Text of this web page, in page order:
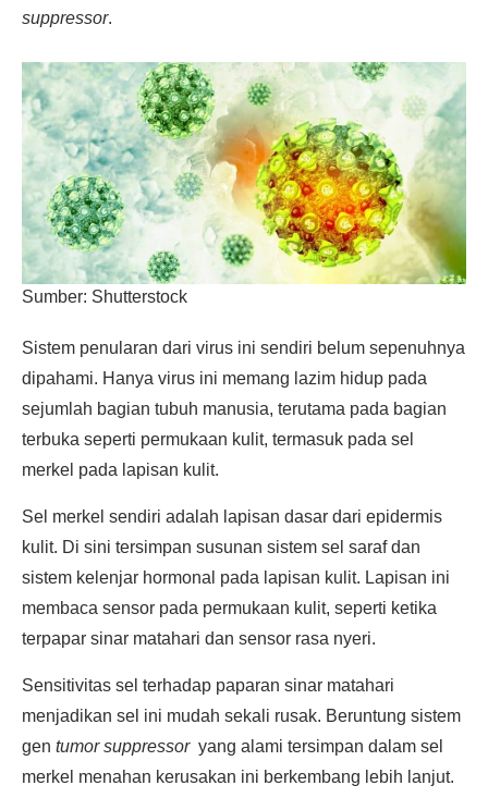
suppressor.
Sumber: Shutterstock
Sistem penularan dari virus ini sendiri belum sepenuhnya
dipahami. Hanya virus ini memang lazim hidup pada
sejumlah bagian tubuh manusia, terutama pada bagian
terbuka seperti permukaan kulit, termasuk pada sel
merkel pada lapisan kulit.
Sel merkel sendiri adalah lapisan dasar dari epidermis
kulit. Di sini tersimpan susunan sistem sel saraf dan
sistem kelenjar hormonal pada lapisan kulit. Lapisan ini
membaca sensor pada permukaan kulit, seperti ketika
terpapar sinar matahari dan sensor rasa nyeri.
Sensitivitas sel terhadap paparan sinar matahari
menjadikan sel ini mudah sekali rusak. Beruntung sistem
gen tumor suppressor yang alami tersimpan dalam sel
merkel menahan kerusakan ini berkembang lebih lanjut.